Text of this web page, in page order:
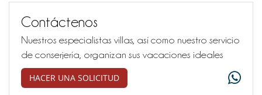
Contáctenos
Nuestros especialistas villas, así como nuestro servicio
de conserjería, organizan sus vacaciones ideales
HACER UNA SOLICITUD